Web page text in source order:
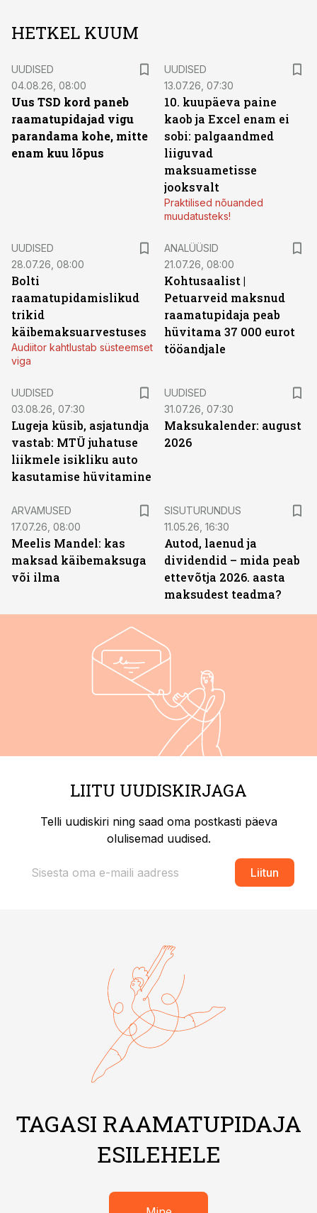
HETKEL KUUM
UUDISED
04.08.26, 08:00
Uus TSD kord paneb
raamatupidajad vigu
parandama kohe, mitte
enam kuu lõpus
UUDISED
13.07.26, 07:30
10. kuupäeva paine
kaob ja Excel enam ei
sobi: palgaandmed
liiguvad
maksuametisse
jooksvalt
Praktilised nõuanded
muudatusteks!
UUDISED
28.07.26, 08:00
Bolti
raamatupidamislikud
trikid
käibemaksuarvestuses
Audiitor kahtlustab süsteemset
viga
ANALÜÜSID
21.07.26, 08:00
Kohtusaalist |
Petuarveid maksnud
raamatupidaja peab
hüvitama 37 000 eurot
tööandjale
UUDISED
03.08.26, 07:30
Lugeja küsib, asjatundja
vastab: MTÜ juhatuse
liikmele isikliku auto
kasutamise hüvitamine
UUDISED
31.07.26, 07:30
Maksukalender: august
2026
ARVAMUSED
17.07.26, 08:00
Meelis Mandel: kas
maksad käibemaksuga
või ilma
SISUTURUNDUS
11.05.26, 16:30
Autod, laenud ja
dividendid – mida peab
ettevõtja 2026. aasta
maksudest teadma?
LIITU UUDISKIRJAGA
Telli uudiskiri ning saad oma postkasti päeva
olulisemad uudised.
Liitun
TAGASI RAAMATUPIDAJA
ESILEHELE